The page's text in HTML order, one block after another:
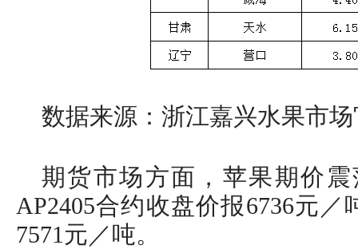
数据来源：浙江嘉兴水果市
期货市场方面，苹果期价
AP2405合约收盘价报6736元
7571元／吨。